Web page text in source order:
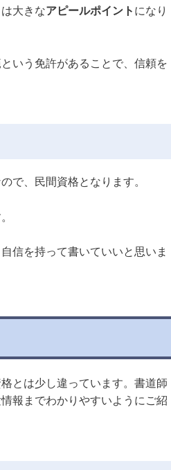
大きなアピールポイント になり
いう免許があることで、信頼を
で、民間資格となります。
信を持って書いていいと思いま
とは少し違っています。書道師
報までわかりやすいようにご紹